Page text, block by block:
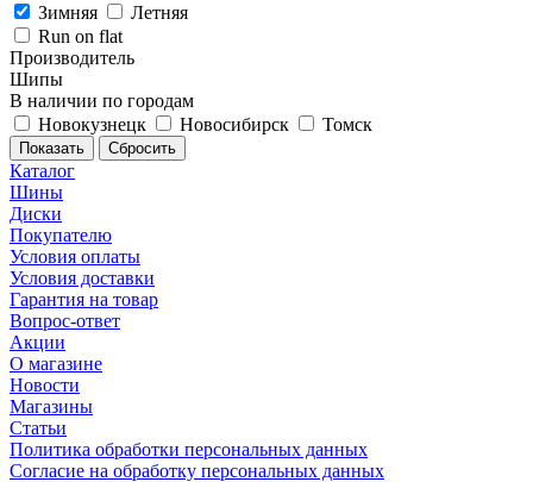
Зимняя
Летняя
Run on flat
Производитель
Шипы
В наличии по городам
Новокузнецк
Новосибирск Томск
Сбросить
Каталог
Шины
Диски
Покупателю
Условия оплаты
Условия доставки
Гарантия на товар
Вопрос-ответ
Акции
О магазине
Новости
Магазины
Статьи
Политика обработки персональных данных
Согласие на обработку персональных данных